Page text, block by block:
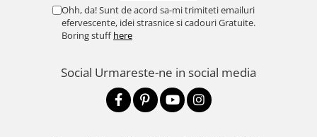
Ohh, da! Sunt de acord sa-mi trimiteti emailuri
efervescente, idei strasnice si cadouri Gratuite.
Boring stuffhere
Social Urmareste-ne in social media